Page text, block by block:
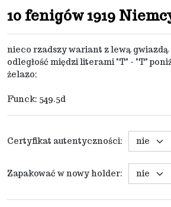
10 fenigów 1919
nieco rzadszy wariant z lewą
odległość międzi literami "T" - "T"
żelazo;
Funck: 549.5d
Certyfikat autentyczności:
Zapakować w nowy holder: